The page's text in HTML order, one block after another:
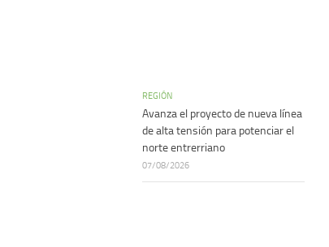
REGIÓN
Avanza el proyecto de nueva línea
de alta tensión para potenciar el
norte entrerriano
07/08/2026